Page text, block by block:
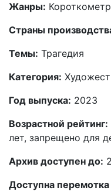
Жанры:
Страны
Темы: Трагедия
Категория:
Год выпуска: 2023
Возрастной рейтинг:
лет, запрещено для
Архив доступен до:
Доступна